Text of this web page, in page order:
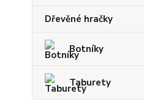
Dřevěné hračky
Botníky
Taburety